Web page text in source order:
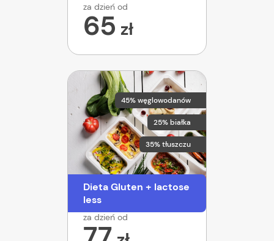
za dzień od
65 zł
45% węglowodanów
25% białka
35% tłuszczu
Dieta Gluten + lactose
less
za dzień od